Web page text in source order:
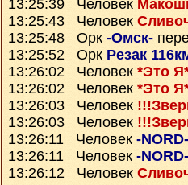
13:25:39 Человек
13:25:43 Человек
13:25:48 Орк -Омск-
13:25:52 Орк Резак
13:26:02 Человек *Это
13:26:02 Человек *Это
13:26:03 Человек
13:26:03 Человек
13:26:11 Человек -NORD-
13:26:11 Человек -
13:26:12 Человек